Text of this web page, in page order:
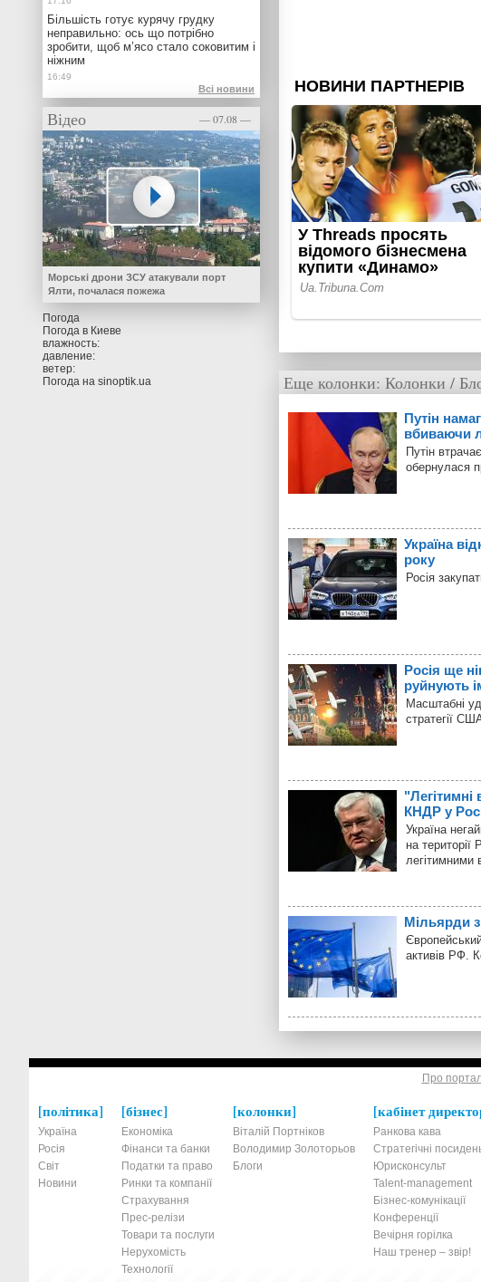
Еще колонки: Колонки /
Путін
вбиваючи
Путін
обернулася
Україна
року
Росія
Росія ще
руйнують
Масштабні
стратегії
"Легітимні
КНДР у
Україна
на
легітимними
Мільярди
активів РФ.
Більшість готує курячу грудку
неправильно: ось що потрібно
зробити, щоб м’ясо стало соковитим і
ніжним
Всі новини
Відео — 07.08 —
Морські дрони ЗСУ атакували порт
Ялти, почалася пожежа
Погода
Погода в Киеве
влажность:
давление:
ветер:
Погода на sinoptik.ua
Про портал
політика
Україна
Росія
Світ
Новини
бізнес
Економіка
Фінанси та банки
Податки та право
Ринки та компанії
Страхування
Прес-релізи
Товари та послуги
Нерухомість
Технології
колонки
Віталій Портніков
Володимир Золоторьов
Блоги
кабінет
Ранкова кава
Стратегічні
Юрисконсульт
Talent-management
Бізнес-комунікації
Конференції
Вечірня горілка
Наш тренер – звір!